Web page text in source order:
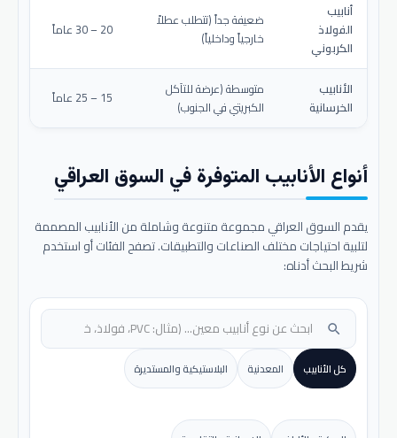
أنابيب
الفولاذ
الكربوني
ضعيفة جداً (تتطلب عطلاً
خارجياً وداخلياً)
20 – 30 عاماً
الأنابيب
الخرسانية
متوسطة (عرضة للتآكل
الكبريتي في الجنوب)
15 – 25 عاماً
أنواع الأنابيب المتوفرة في السوق العراقي
يقدم السوق العراقي مجموعة متنوعة وشاملة من الأنابيب المصممة
لتلبية احتياجات مختلف الصناعات والتطبيقات. تصفح الفئات أو استخدم
شريط البحث أدناه:
search
كل الأنابيب المعدنية البلاستيكية والمستديرة